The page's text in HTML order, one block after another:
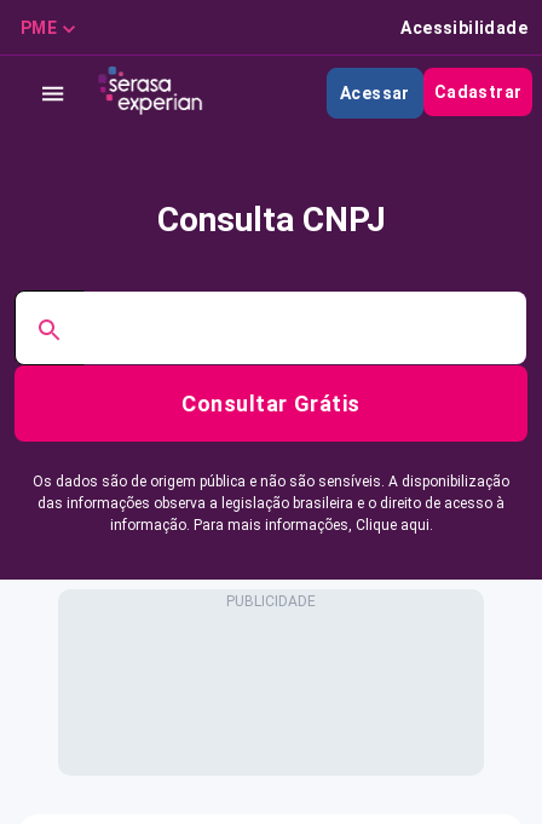
PME Acessibilidade
Acessar Cadastrar
Consulta CNPJ
Consultar Grátis
Os dados são de origem pública e não são sensíveis. A disponibilização
das informações observa a legislação brasileira e o direito de acesso à
informação. Para mais informações, Clique aqui.